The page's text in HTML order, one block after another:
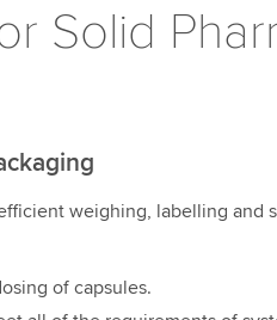
Solid
weighing, labelling and
of capsules.